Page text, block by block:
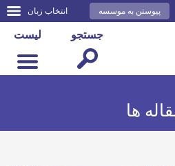
انتخاب زبان پیوستن به موسسه
لیست جستجو
ها